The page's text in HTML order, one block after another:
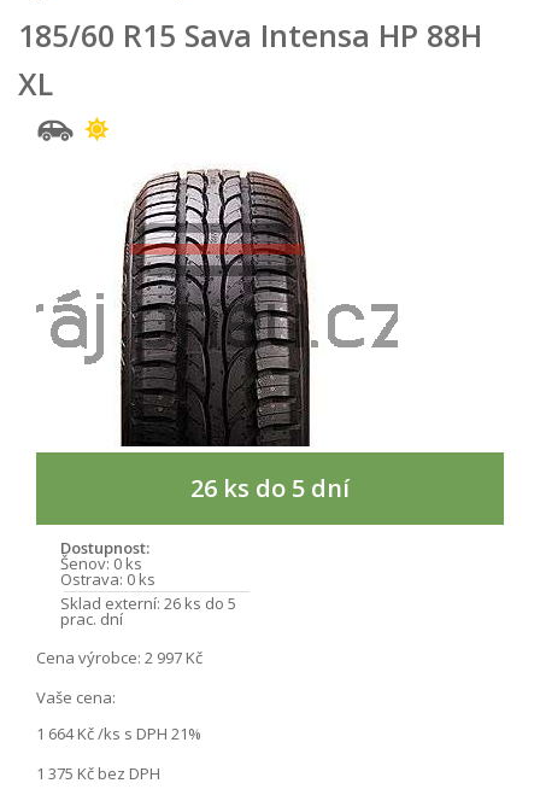
185/60 R15 Sava Intensa HP 88H
XL
26 ks do 5 dní
Dostupnost:
Šenov: 0 ks
Ostrava: 0 ks
Sklad externí: 26 ks do 5
prac. dní
Cena výrobce: 2 997 Kč
Vaše cena:
1 664 Kč/ks s DPH 21%
1 375 Kč bez DPH